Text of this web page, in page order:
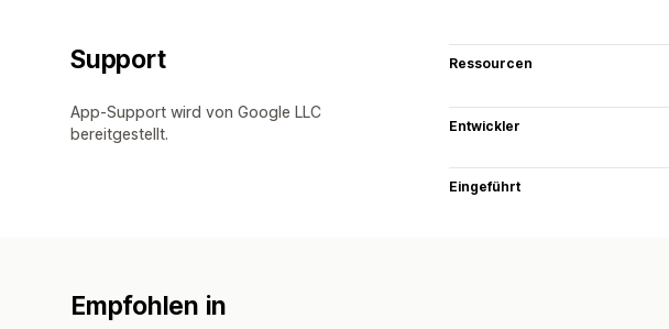
Support
App-Support wird von Google LLC
bereitgestellt.
Ressourcen
Entwickler
Eingeführt
Empfohlen in